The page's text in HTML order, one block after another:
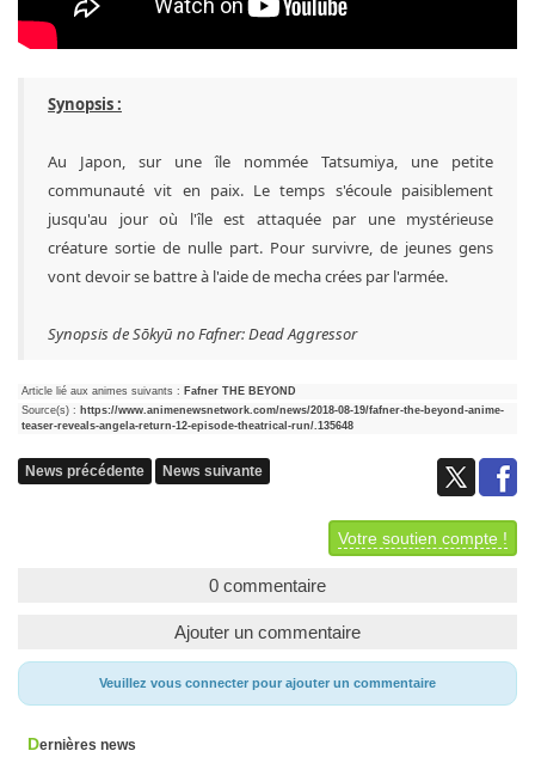
Synopsis :
Au Japon, sur une île nommée Tatsumiya, une petite
communauté vit en paix. Le temps s'écoule paisiblement
jusqu'au jour où l'île est attaquée par une mystérieuse
créature sortie de nulle part. Pour survivre, de jeunes gens
vont devoir se battre à l'aide de mecha crées par l'armée.
Synopsis de Sōkyū no Fafner: Dead Aggressor
Article lié aux animes suivants : Fafner THE BEYOND
Source(s) : https://www.animenewsnetwork.com/news/2018-08-19/fafner-the-beyond-anime-
teaser-reveals-angela-return-12-episode-theatrical-run/.135648
News précédente News suivante
Votre soutien compte !
0 commentaire
Ajouter un commentaire
Veuillez vous connecter pour ajouter un commentaire
Dernières news